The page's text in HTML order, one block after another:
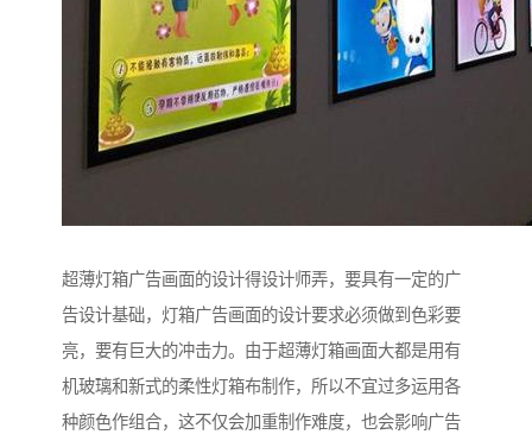
超薄灯箱广告画面的设计得设计师弄，要具有一定的广
告设计基础，灯箱广告画面的设计要求必须做到色彩要
亮，要有巨大的冲击力。由于超薄灯箱画面大都是用有
机玻璃和新式的柔性灯箱布制作，所以不宜过多运用各
种颜色作组合，这不仅会加重制作难度，也会影响广告